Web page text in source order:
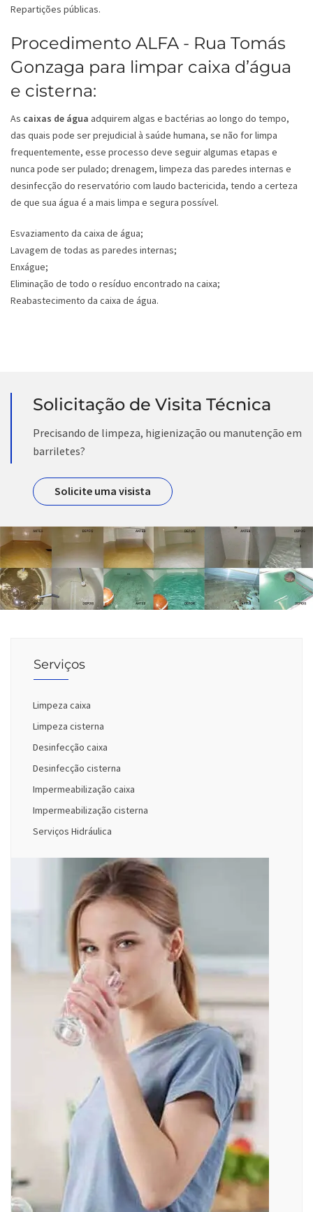
Repartições públicas.
Procedimento ALFA - Rua Tomás
Gonzaga para limpar caixa d’água
e cisterna:
As caixas de água adquirem algas e bactérias ao longo do tempo,
das quais pode ser prejudicial à saúde humana, se não for limpa
frequentemente, esse processo deve seguir algumas etapas e
nunca pode ser pulado; drenagem, limpeza das paredes internas e
desinfecção do reservatório com laudo bactericida, tendo a certeza
de que sua água é a mais limpa e segura possível.
Esvaziamento da caixa de água;
Lavagem de todas as paredes internas;
Enxágue;
Eliminação de todo o resíduo encontrado na caixa;
Reabastecimento da caixa de água.
Solicitação de Visita Técnica
Precisando de limpeza, higienização ou manutenção em
barriletes?
Solicite uma visista
Serviços
Limpeza caixa
Limpeza cisterna
Desinfecção caixa
Desinfecção cisterna
Impermeabilização caixa
Impermeabilização cisterna
Serviços Hidráulica